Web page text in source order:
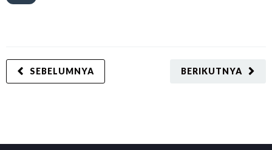
BERIKUTNYA
SEBELUMNYA